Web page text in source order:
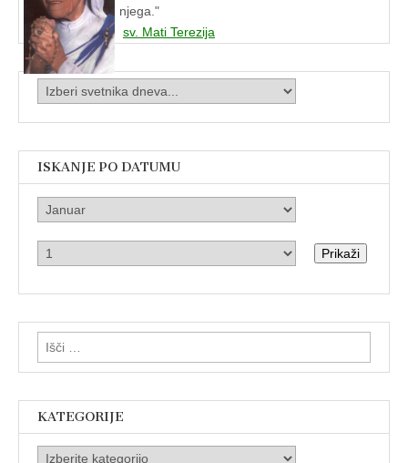
njega."
sv. Mati Terezija
ISKANJE PO DATUMU
Prikaži
Išči:
KATEGORIJE
Kategorije